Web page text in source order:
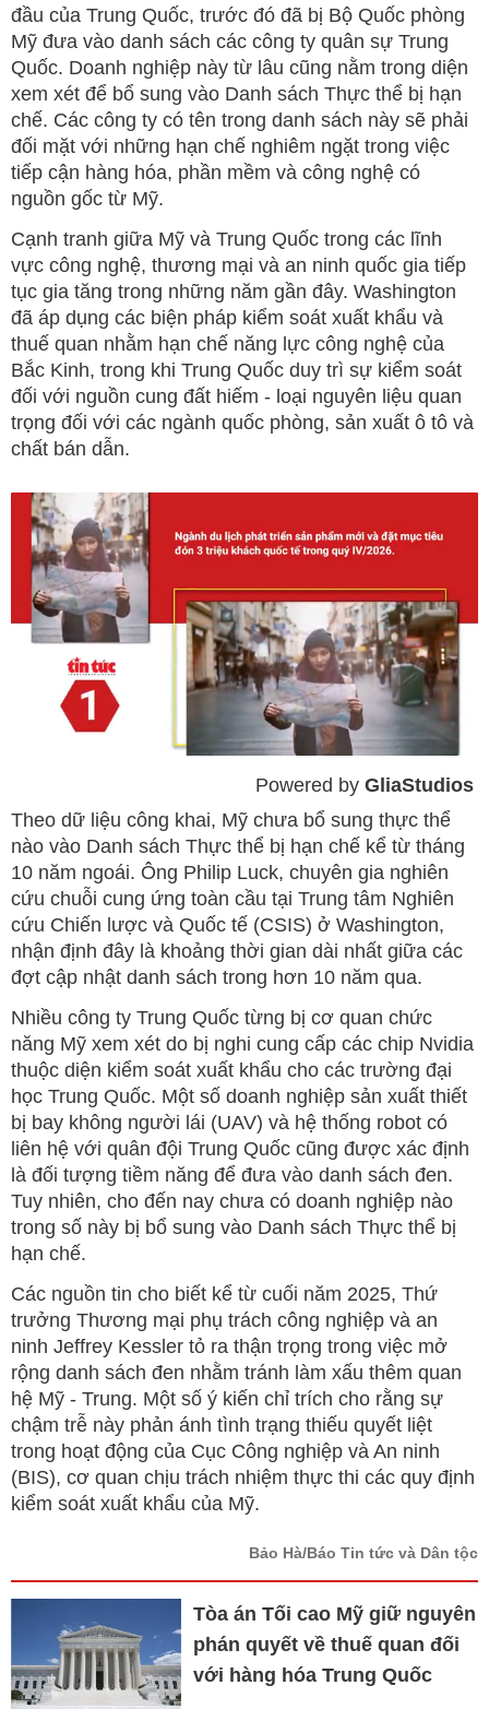
đầu của Trung Quốc, trước đó đã bị Bộ Quốc phòng
Mỹ đưa vào danh sách các công ty quân sự Trung
Quốc. Doanh nghiệp này từ lâu cũng nằm trong diện
xem xét để bổ sung vào Danh sách Thực thể bị hạn
chế. Các công ty có tên trong danh sách này sẽ phải
đối mặt với những hạn chế nghiêm ngặt trong việc
tiếp cận hàng hóa, phần mềm và công nghệ có
nguồn gốc từ Mỹ.
Cạnh tranh giữa Mỹ và Trung Quốc trong các lĩnh
vực công nghệ, thương mại và an ninh quốc gia tiếp
tục gia tăng trong những năm gần đây. Washington
đã áp dụng các biện pháp kiểm soát xuất khẩu và
thuế quan nhằm hạn chế năng lực công nghệ của
Bắc Kinh, trong khi Trung Quốc duy trì sự kiểm soát
đối với nguồn cung đất hiếm - loại nguyên liệu quan
trọng đối với các ngành quốc phòng, sản xuất ô tô và
chất bán dẫn.
Powered by GliaStudios
Theo dữ liệu công khai, Mỹ chưa bổ sung thực thể
nào vào Danh sách Thực thể bị hạn chế kể từ tháng
10 năm ngoái. Ông Philip Luck, chuyên gia nghiên
cứu chuỗi cung ứng toàn cầu tại Trung tâm Nghiên
cứu Chiến lược và Quốc tế (CSIS) ở Washington,
nhận định đây là khoảng thời gian dài nhất giữa các
đợt cập nhật danh sách trong hơn 10 năm qua.
Nhiều công ty Trung Quốc từng bị cơ quan chức
năng Mỹ xem xét do bị nghi cung cấp các chip Nvidia
thuộc diện kiểm soát xuất khẩu cho các trường đại
học Trung Quốc. Một số doanh nghiệp sản xuất thiết
bị bay không người lái (UAV) và hệ thống robot có
liên hệ với quân đội Trung Quốc cũng được xác định
là đối tượng tiềm năng để đưa vào danh sách đen.
Tuy nhiên, cho đến nay chưa có doanh nghiệp nào
trong số này bị bổ sung vào Danh sách Thực thể bị
hạn chế.
Các nguồn tin cho biết kể từ cuối năm 2025, Thứ
trưởng Thương mại phụ trách công nghiệp và an
ninh Jeffrey Kessler tỏ ra thận trọng trong việc mở
rộng danh sách đen nhằm tránh làm xấu thêm quan
hệ Mỹ - Trung. Một số ý kiến chỉ trích cho rằng sự
chậm trễ này phản ánh tình trạng thiếu quyết liệt
trong hoạt động của Cục Công nghiệp và An ninh
(BIS), cơ quan chịu trách nhiệm thực thi các quy định
kiểm soát xuất khẩu của Mỹ.
Bảo Hà/Báo Tin tức và Dân tộc
Tòa án Tối cao Mỹ giữ nguyên
phán quyết về thuế quan đối
với hàng hóa Trung Quốc